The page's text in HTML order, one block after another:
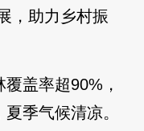
，助力乡村振
盖率超90%，
季气候清凉。